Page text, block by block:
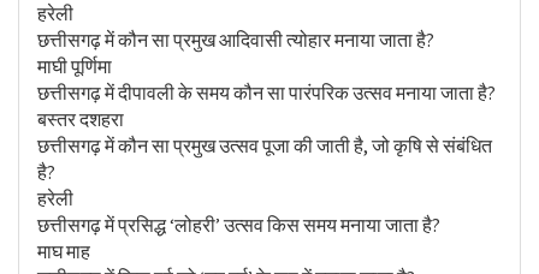
हरेली
छत्तीसगढ़ में कौन सा प्रमुख आदिवासी त्योहार मनाया जाता है?
माघी पूर्णिमा
छत्तीसगढ़ में दीपावली के समय कौन सा पारंपरिक उत्सव मनाया जाता है?
बस्तर दशहरा
छत्तीसगढ़ में कौन सा प्रमुख उत्सव पूजा की जाती है, जो कृषि से संबंधित
है?
हरेली
छत्तीसगढ़ में प्रसिद्ध ‘लोहरी’ उत्सव किस समय मनाया जाता है?
माघ माह